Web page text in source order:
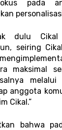
pada
dulu
seiring
maksimal
melalui
anggota
Cikal.”
bahwa